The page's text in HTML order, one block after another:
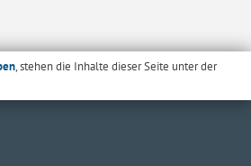
, stehen die Inhalte dieser Seite unter der